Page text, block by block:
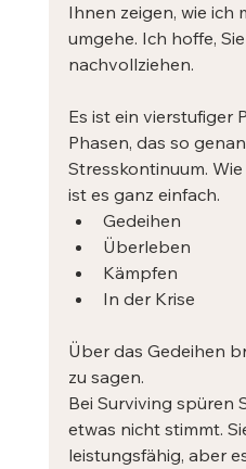
Ihnen zeigen, wie ich
umgehe. Ich hoffe,
nachvollziehen.
Es ist ein vierstufiger
Phasen, das so
Stresskontinuum.
ist es ganz einfach.
Gedeihen
Überleben
Kämpfen
In der Krise
Über das Gedeihen
zu sagen.
Bei Surviving spüren
etwas nicht stimmt.
leistungsfähig, aber